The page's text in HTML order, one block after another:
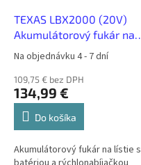
TEXAS LBX2000 (20V)
Akumulátorový fukár na
lístie s batériou a
rýchlonabíjačkou
Na objednávku 4 - 7 dní
109,75 € bez DPH
134,99 €
Do košíka
Akumulátorový fukár na lístie s